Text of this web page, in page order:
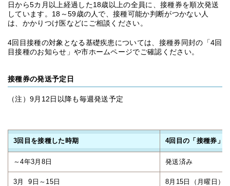
日から5カ月以上経過した18歳以上の全員に、接種券を順次発送
しています。18～59歳の人で、接種可能か判断がつかない人
は、かかりつけ医などにご相談ください。
4回目接種の対象となる基礎疾患については、接種券同封の「4回
目接種のお知らせ」や市ホームページでご確認ください。
接種券の発送予定日
（注）9月12日以降も毎週発送予定
3回目を接種した時期 4回目の「接種券」
～4年3月8日 発送済み
3月 9日～15日 8月15日（月曜日）